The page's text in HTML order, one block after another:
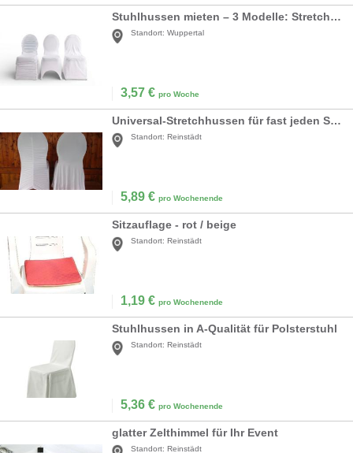
Stuhlhussen mieten – 3 Modelle: Stretch, Flex & Basic – Inkl. Reinigung
Standort: Wuppertal
3,57 € pro Woche
Universal-Stretchhussen für fast jeden Stuhl
Standort: Reinstädt
5,89 € pro Wochenende
Sitzauflage - rot / beige
Standort: Reinstädt
1,19 € pro Wochenende
Stuhlhussen in A-Qualität für Polsterstuhl
Standort: Reinstädt
5,36 € pro Wochenende
glatter Zelthimmel für Ihr Event
Standort: Reinstädt